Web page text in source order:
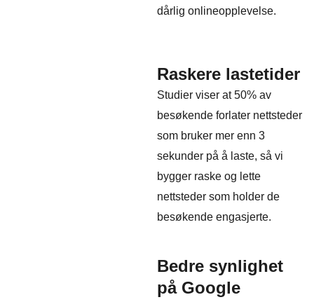
dårlig onlineopplevelse.
Raskere lastetider
Studier viser at 50% av
besøkende forlater nettsteder
som bruker mer enn 3
sekunder på å laste, så vi
bygger raske og lette
nettsteder som holder de
besøkende engasjerte.
Bedre synlighet
på Google